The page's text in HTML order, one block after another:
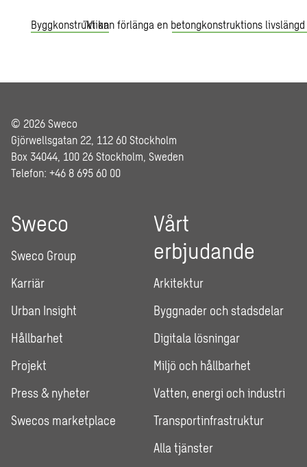
Byggkonstruktion”Vi kan förlänga en betongkonstruktions
© 2026 Sweco
Gjörwellsgatan 22, 112 60 Stockholm
Box 34044, 100 26 Stockholm, Sweden
Telefon: +46 8 695 60 00
Sweco
Sweco Group
Karriär
Urban Insight
Hållbarhet
Projekt
Press & nyheter
Swecos marketplace
Vårt
erbjudande
Arkitektur
Byggnader och stadsdelar
Digitala lösningar
Miljö och hållbarhet
Vatten, energi och industri
Transportinfrastruktur
Alla tjänster